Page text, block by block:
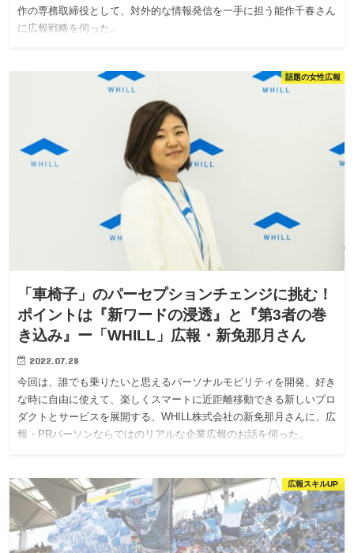
作の専務取締役として、対外的な情報発信を一手に担う能作千春さん
に広報戦略を伺った。
話題の女性広報
「車椅子」のパーセプションチェンジに挑む！
ポイントは『新ワードの浸透』と『第3者の巻
き込み』ー「WHILL」広報・新免那月さん
2022.07.28
今回は、誰でも乗りたいと思えるパーソナルモビリティを開発、好き
な時に自由に使えて、楽しくスマートに近距離移動できる新しいプロ
ダクトとサービスを展開する、WHILL株式会社の新免那月さんに、広
報・PRパーソンならではのリアルな企業広報のお話を伺った。
広報スキルUP